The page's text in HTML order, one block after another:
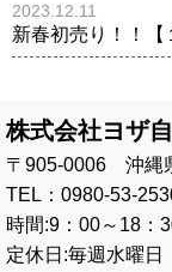
2023.12.11
新春初売り！！【
株式会社ヨザ
〒905-0006 沖縄
TEL：0980-53-
時間:9：00～18：
定休日:毎週水曜日